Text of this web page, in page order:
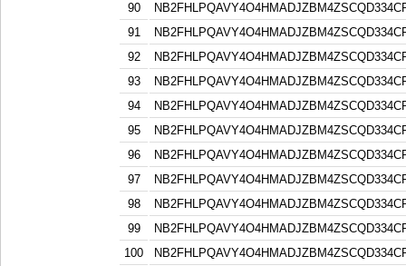
90
91
92
93
94
95
96
97
98
99
100